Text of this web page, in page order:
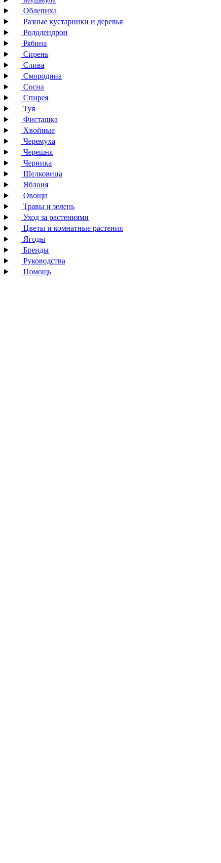
Облепиха
Разные кустарники и деревья
Рододендрон
Рябина
Сирень
Слива
Смородина
Сосна
Спирея
Туя
Фисташка
Хвойные
Черемуха
Черешня
Черника
Шелковица
Яблоня
Овощи
Травы и зелень
Уход за растениями
Цветы и комнатные растения
Ягоды
Бренды
Руководства
Помощь